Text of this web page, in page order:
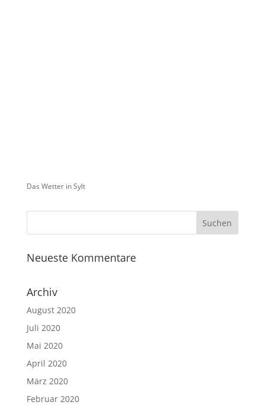
Das Wetter in Sylt
Neueste Kommentare
Archiv
August 2020
Juli 2020
Mai 2020
April 2020
März 2020
Februar 2020